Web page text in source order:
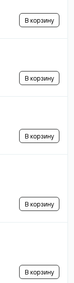
В корзину
В корзину
В корзину
В корзину
В корзину